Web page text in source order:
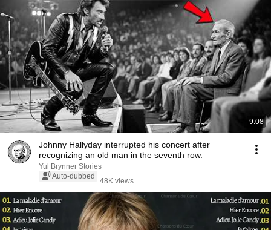
9:08
Johnny Hallyday interrupted his concert after
recognizing an old man in the seventh row.
Yul Brynner Stories
Auto-dubbed
48K views